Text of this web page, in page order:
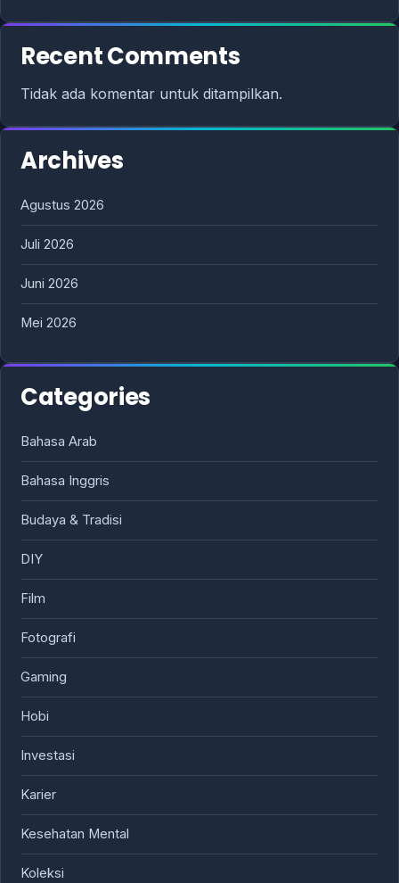
Recent Comments
Tidak ada komentar untuk ditampilkan.
Archives
Agustus 2026
Juli 2026
Juni 2026
Mei 2026
Categories
Bahasa Arab
Bahasa Inggris
Budaya & Tradisi
DIY
Film
Fotografi
Gaming
Hobi
Investasi
Karier
Kesehatan Mental
Koleksi